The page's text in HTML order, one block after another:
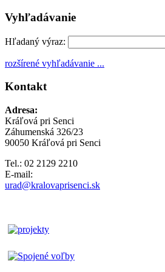
Vyhľadávanie
Hľadaný výraz:
rozšírené vyhľadávanie ...
Kontakt
Adresa:
Kráľová pri Senci
Záhumenská 326/23
90050 Kráľová pri Senci
Tel.: 02 2129 2210
E-mail:
urad@kralovaprisenci.sk